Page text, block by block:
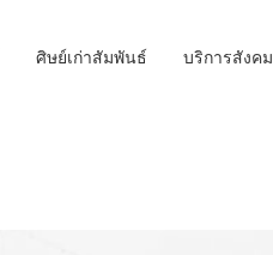
ศิษย์เก่าสัมพันธ์ บริการสังคม